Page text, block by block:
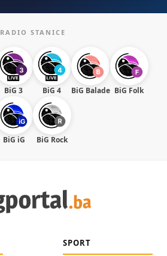
RADIO STANICE
BiG 3 BiG 4 BiG Balade BiG Folk
BiG iG BiG Rock
SPORT